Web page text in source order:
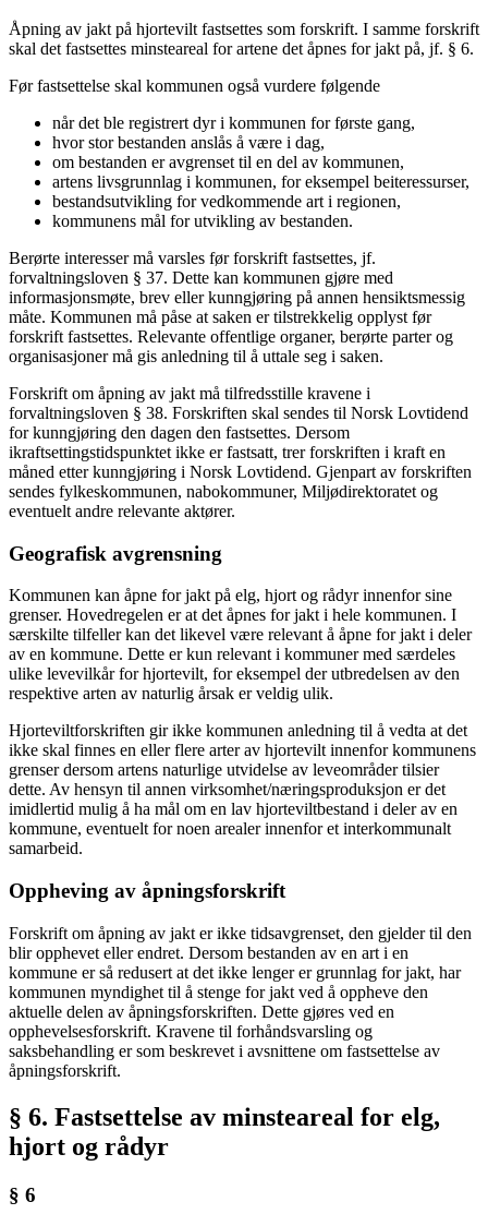
Åpning av jakt på hjortevilt fastsettes som forskrift. I samme forskrift
skal det fastsettes minsteareal for artene det åpnes for jakt på, jf. § 6.
Før fastsettelse skal kommunen også vurdere følgende
når det ble registrert dyr i kommunen for første gang,
hvor stor bestanden anslås å være i dag,
om bestanden er avgrenset til en del av kommunen,
artens livsgrunnlag i kommunen, for eksempel beiteressurser,
bestandsutvikling for vedkommende art i regionen,
kommunens mål for utvikling av bestanden.
Berørte interesser må varsles før forskrift fastsettes, jf.
forvaltningsloven § 37. Dette kan kommunen gjøre med
informasjonsmøte, brev eller kunngjøring på annen hensiktsmessig
måte. Kommunen må påse at saken er tilstrekkelig opplyst før
forskrift fastsettes. Relevante offentlige organer, berørte parter og
organisasjoner må gis anledning til å uttale seg i saken.
Forskrift om åpning av jakt må tilfredsstille kravene i
forvaltningsloven § 38. Forskriften skal sendes til Norsk Lovtidend
for kunngjøring den dagen den fastsettes. Dersom
ikraftsettingstidspunktet ikke er fastsatt, trer forskriften i kraft en
måned etter kunngjøring i Norsk Lovtidend. Gjenpart av forskriften
sendes fylkeskommunen, nabokommuner, Miljødirektoratet og
eventuelt andre relevante aktører.
Geografisk avgrensning
Kommunen kan åpne for jakt på elg, hjort og rådyr innenfor sine
grenser. Hovedregelen er at det åpnes for jakt i hele kommunen. I
særskilte tilfeller kan det likevel være relevant å åpne for jakt i deler
av en kommune. Dette er kun relevant i kommuner med særdeles
ulike levevilkår for hjortevilt, for eksempel der utbredelsen av den
respektive arten av naturlig årsak er veldig ulik.
Hjorteviltforskriften gir ikke kommunen anledning til å vedta at det
ikke skal finnes en eller flere arter av hjortevilt innenfor kommunens
grenser dersom artens naturlige utvidelse av leveområder tilsier
dette. Av hensyn til annen virksomhet/næringsproduksjon er det
imidlertid mulig å ha mål om en lav hjorteviltbestand i deler av en
kommune, eventuelt for noen arealer innenfor et interkommunalt
samarbeid.
Oppheving av åpningsforskrift
Forskrift om åpning av jakt er ikke tidsavgrenset, den gjelder til den
blir opphevet eller endret. Dersom bestanden av en art i en
kommune er så redusert at det ikke lenger er grunnlag for jakt, har
kommunen myndighet til å stenge for jakt ved å oppheve den
aktuelle delen av åpningsforskriften. Dette gjøres ved en
opphevelsesforskrift. Kravene til forhåndsvarsling og
saksbehandling er som beskrevet i avsnittene om fastsettelse av
åpningsforskrift.
§ 6. Fastsettelse av minsteareal for elg,
hjort og rådyr
§ 6